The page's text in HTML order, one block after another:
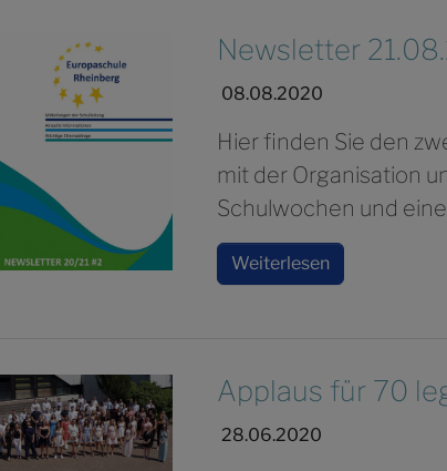
Newsletter
08.08.2020
Hier finden Sie den
mit der Organisation
Schulwochen und
Weiterlesen
Applaus für 70
28.06.2020